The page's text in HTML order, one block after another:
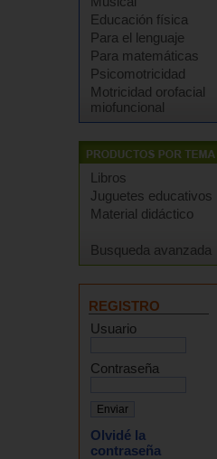
Educación física
Para el lenguaje
Para matemáticas
Psicomotricidad
Motricidad orofacial
miofuncional
Libros
Juguetes educativos
Material didáctico
Busqueda avanzada
REGISTRO
Usuario
Contraseña
Olvidé la
contraseña